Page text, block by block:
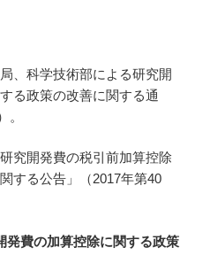
、科学技術部による研究開
る政策の改善に関する通
。
究開発費の税引前加算控除
する公告」（2017年第40
発費の加算控除に関する政策